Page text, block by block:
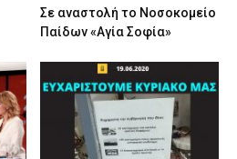
Σε αναστολή το Νοσοκομείο
Παίδων «Αγία Σοφία»